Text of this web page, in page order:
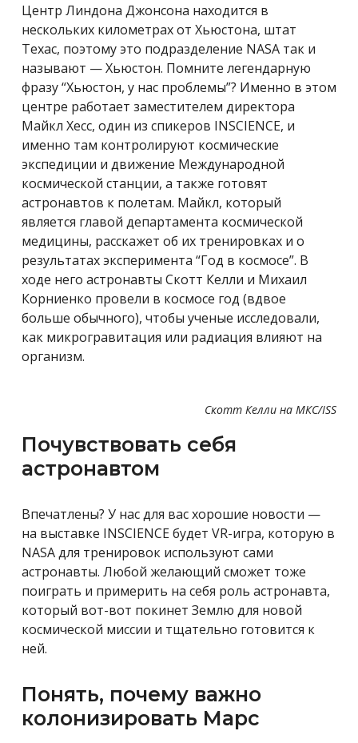
Центр Линдона Джонсона находится в
нескольких километрах от Хьюстона, штат
Техас, поэтому это подразделение NASA так и
называют — Хьюстон. Помните легендарную
фразу “Хьюстон, у нас проблемы”? Именно в этом
центре работает заместителем директора
Майкл Хесс, один из спикеров INSCIENCE, и
именно там контролируют космические
экспедиции и движение Международной
космической станции, а также готовят
астронавтов к полетам. Майкл, который
является главой департамента космической
медицины, расскажет об их тренировках и о
результатах эксперимента “Год в космосе”. В
ходе него астронавты Скотт Келли и Михаил
Корниенко провели в космосе год (вдвое
больше обычного), чтобы ученые исследовали,
как микрогравитация или радиация влияют на
организм.
Скотт Келли на МКС/ISS
Почувствовать себя
астронавтом
Впечатлены? У нас для вас хорошие новости —
на выставке INSCIENCE будет VR-игра, которую в
NASA для тренировок используют сами
астронавты. Любой желающий сможет тоже
поиграть и примерить на себя роль астронавта,
который вот-вот покинет Землю для новой
космической миссии и тщательно готовится к
ней.
Понять, почему важно
колонизировать Марс